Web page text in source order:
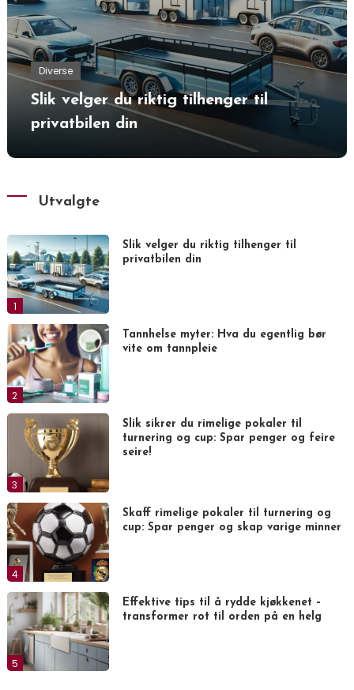
Diverse
Slik velger du riktig tilhenger til
privatbilen din
Utvalgte
1
Slik velger du riktig tilhenger til
privatbilen din
2
Tannhelse myter: Hva du egentlig bør
vite om tannpleie
3
Slik sikrer du rimelige pokaler til
turnering og cup: Spar penger og feire
seire!
4
Skaff rimelige pokaler til turnering og
cup: Spar penger og skap varige minner
5
Effektive tips til å rydde kjøkkenet –
transformer rot til orden på en helg